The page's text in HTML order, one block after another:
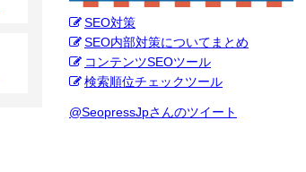
SEO対策
SEO内部対策についてまとめ
コンテンツSEOツール
検索順位チェックツール
@SeopressJpさんのツイート